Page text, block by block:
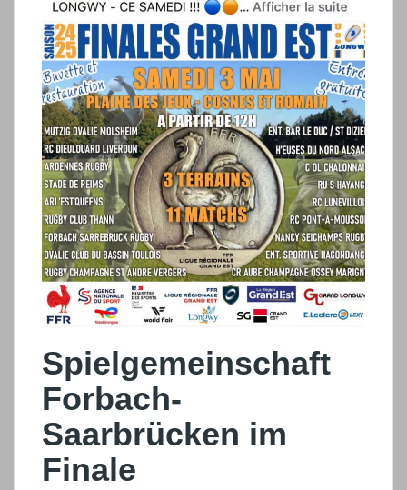
Spielgemeinschaft
Forbach-
Saarbrücken im
Finale